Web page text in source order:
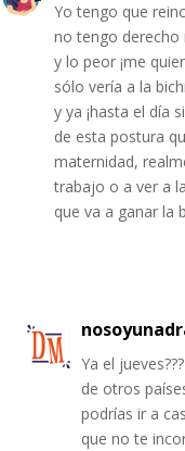
Yo tengo que
no tengo derecho
y lo peor ¡me
sólo vería a la
y ya ¡hasta el día
de esta postura
maternidad,
trabajo o a ver a
que va a ganar la
Ya el
de otros
podrías ir a
que no te